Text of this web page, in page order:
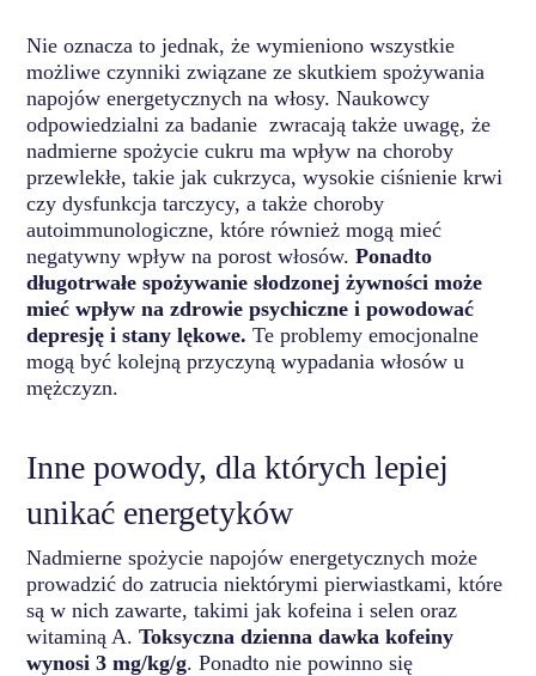
Nie oznacza to jednak, że wymieniono wszystkie
możliwe czynniki związane ze skutkiem spożywania
napojów energetycznych na włosy. Naukowcy
odpowiedzialni za badanie zwracają także uwagę, że
nadmierne spożycie cukru ma wpływ na choroby
przewlekłe, takie jak cukrzyca, wysokie ciśnienie krwi
czy dysfunkcja tarczycy, a także choroby
autoimmunologiczne, które również mogą mieć
negatywny wpływ na porost włosów.Ponadto
długotrwałe spożywanie słodzonej żywności może
mieć wpływ na zdrowie psychiczne i powodować
depresję i stany lękowe. Te problemy emocjonalne
mogą być kolejną przyczyną wypadania włosów u
mężczyzn.
Inne powody, dla których lepiej
unikać energetyków
Nadmierne spożycie napojów energetycznych może
prowadzić do zatrucia niektórymi pierwiastkami, które
są w nich zawarte, takimi jak kofeina i selen oraz
witaminą A.Toksyczna dzienna dawka kofeiny
wynosi 3 mg/kg/g. Ponadto nie powinno się